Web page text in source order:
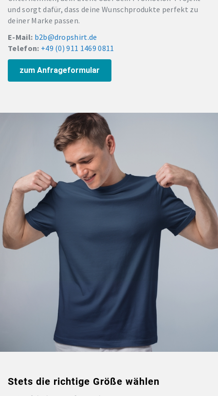
und sorgt dafür, dass deine Wunschprodukte perfekt zu
deiner Marke passen.
E-Mail: b2b@dropshirt.de
Telefon: +49 (0) 911 1469 0811
zum Anfrageformular
Stets die richtige Größe wählen